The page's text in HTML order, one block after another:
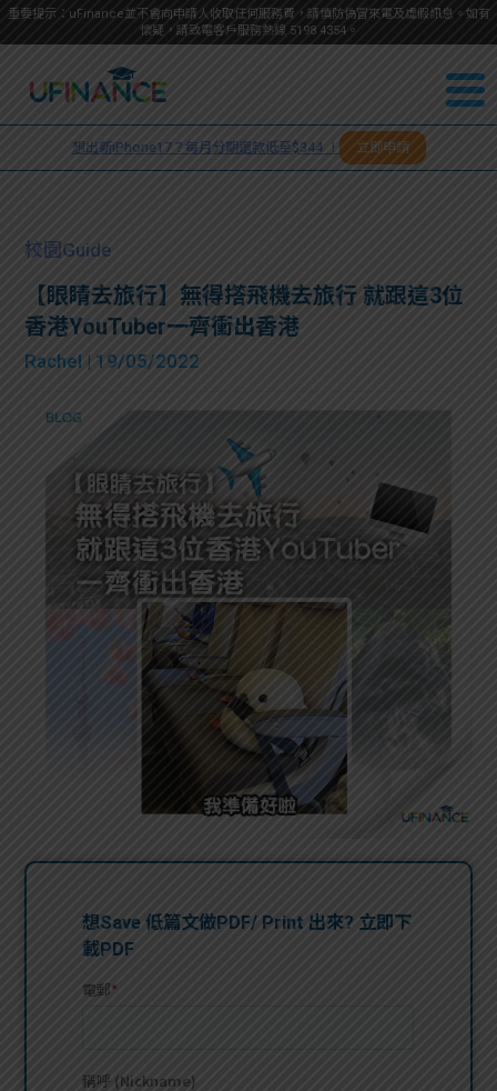
重要提示：uFinance並不會向申請人收取任何服務費，請慎防偽冒來電及虛假訊息。如有
懷疑，請致電客戶服務熱線 5198 4354。
我們
服務
學生
貸款
計算
機
學生
故事
分享
大學
學生
Blog
大專
生筍
工推
介
搵工
Gui
常見
問題
學生
福利
uFina
nce
校園
聯絡
我們
們
＋
想出新iPhone17？每月分期還款低至$344 ！ 立即申請
校園Guide
【眼睛去旅行】無得撘飛機去旅行 就跟這3位
香港YouTuber一齊衝出香港
Rachel | 19/05/2022